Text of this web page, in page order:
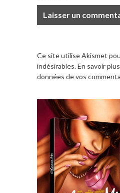
Ce site utilise Akismet
indésirables.En savoir
données de vos